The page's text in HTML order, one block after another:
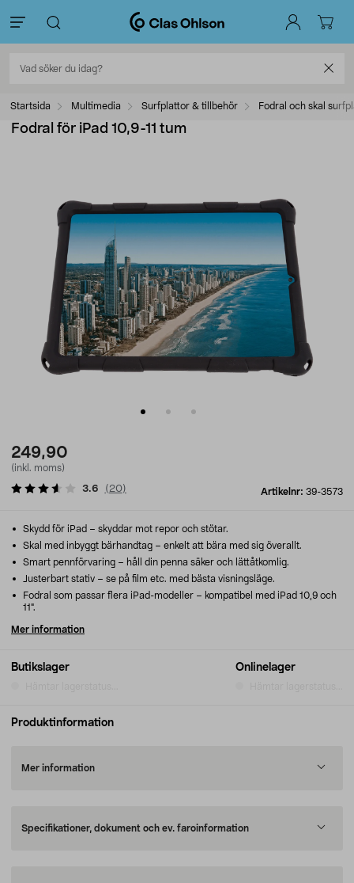
Startsida Multimedia Surfplattor & tillbehör Fodral och skal
Fodral för iPad 10,9-11 tum
249,90
(inkl. moms)
Artikelnr: 39-3573
3.6 ( 20)
Butikslager Onlinelager
Skydd för iPad – skyddar mot repor och stötar.
Skal med inbyggt bärhandtag – enkelt att bära med sig överallt.
Smart pennförvaring – håll din penna säker och lättåtkomlig.
Justerbart stativ – se på film etc. med bästa visningsläge.
Fodral som passar flera iPad-modeller – kompatibel med iPad 10,9 och
11".
Mer information
Produktinformation
Mer information
Specifikationer, dokument och ev. faroinformation